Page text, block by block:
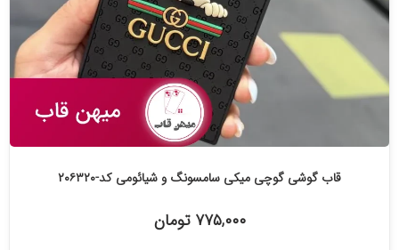
قاب گوشی گوچی میکی سامسونگ و شیائومی کد-۲۰۶۳۲۰
۷۷۵,۰۰۰ تومان